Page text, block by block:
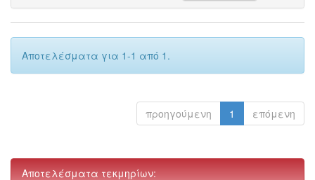
Αποτελέσματα για 1-1 από 1.
προηγούμενη 1 επόμενη
Αποτελέσματα τεκμηρίων: